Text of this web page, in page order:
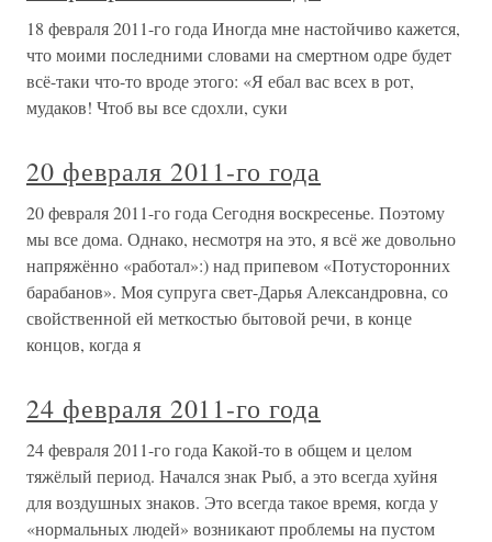
18 февраля 2011-го года Иногда мне настойчиво кажется,
что моими последними словами на смертном одре будет
всё-таки что-то вроде этого: «Я ебал вас всех в рот,
мудаков! Чтоб вы все сдохли, суки
20 февраля 2011-го года
20 февраля 2011-го года Сегодня воскресенье. Поэтому
мы все дома. Однако, несмотря на это, я всё же довольно
напряжённо «работал»:) над припевом «Потусторонних
барабанов». Моя супруга свет-Дарья Александровна, со
свойственной ей меткостью бытовой речи, в конце
концов, когда я
24 февраля 2011-го года
24 февраля 2011-го года Какой-то в общем и целом
тяжёлый период. Начался знак Рыб, а это всегда хуйня
для воздушных знаков. Это всегда такое время, когда у
«нормальных людей» возникают проблемы на пустом